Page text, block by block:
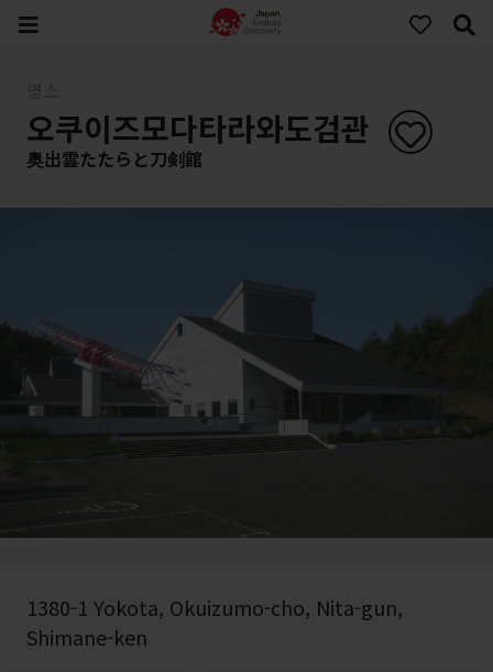
오쿠이즈모다타라와도검관
奥出雲たたらと刀剣館
1380-1 Yokota, Okuizumo-cho, Nita-gun,
Shimane-ken